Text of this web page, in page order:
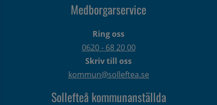
Medborgarservice
Ring oss
0620 - 68 20 00
Skriv till oss
kommun@solleftea.se
Sollefteå kommunanställda